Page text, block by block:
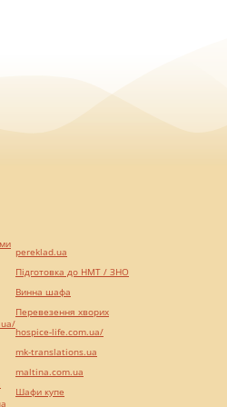
pereklad.ua
Підготовка до НМТ / ЗНО
Винна шафа
Перевезення хворих
hospice-life.com.ua/
mk-translations.ua
maltina.com.ua
Шафи купе